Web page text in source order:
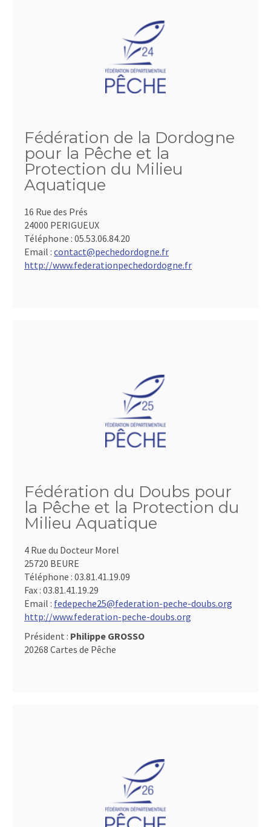
Fédération de la Dordogne
pour la Pêche et la
Protection du Milieu
Aquatique
16 Rue des Prés
24000 PERIGUEUX
Téléphone : 05.53.06.84.20
Email : contact@pechedordogne.fr
http://www.federationpechedordogne.fr
Fédération du Doubs pour
la Pêche et la Protection du
Milieu Aquatique
4 Rue du Docteur Morel
25720 BEURE
Téléphone : 03.81.41.19.09
Fax : 03.81.41.19.29
Email : fedepeche25@federation-peche-doubs.org
http://www.federation-peche-doubs.org
Président : Philippe GROSSO
20268 Cartes de Pêche